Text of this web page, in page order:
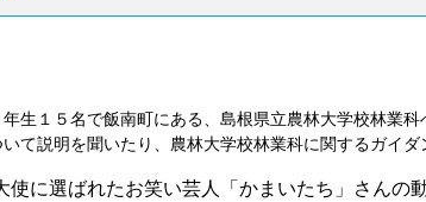
生１５名で飯南町にある、島根県立農林大学校林業
て説明を聞いたり、農林大学校林業科に関するガイダ
使に選ばれたお笑い芸人「かまいたち」さんの